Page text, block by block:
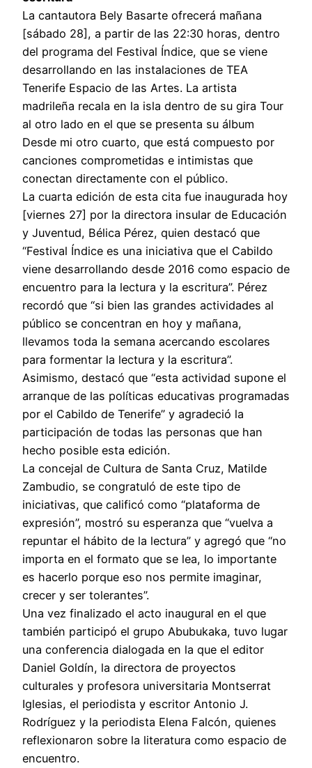
La cantautora Bely Basarte ofrecerá mañana
[sábado 28], a partir de las 22:30 horas, dentro
del programa del Festival Índice, que se viene
desarrollando en las instalaciones de TEA
Tenerife Espacio de las Artes. La artista
madrileña recala en la isla dentro de su gira Tour
al otro lado en el que se presenta su álbum
Desde mi otro cuarto, que está compuesto por
canciones comprometidas e intimistas que
conectan directamente con el público.
La cuarta edición de esta cita fue inaugurada hoy
[viernes 27] por la directora insular de Educación
y Juventud, Bélica Pérez, quien destacó que
“Festival Índice es una iniciativa que el Cabildo
viene desarrollando desde 2016 como espacio de
encuentro para la lectura y la escritura”. Pérez
recordó que “si bien las grandes actividades al
público se concentran en hoy y mañana,
llevamos toda la semana acercando escolares
para formentar la lectura y la escritura”.
Asimismo, destacó que “esta actividad supone el
arranque de las políticas educativas programadas
por el Cabildo de Tenerife” y agradeció la
participación de todas las personas que han
hecho posible esta edición.
La concejal de Cultura de Santa Cruz, Matilde
Zambudio, se congratuló de este tipo de
iniciativas, que calificó como “plataforma de
expresión”, mostró su esperanza que “vuelva a
repuntar el hábito de la lectura” y agregó que “no
importa en el formato que se lea, lo importante
es hacerlo porque eso nos permite imaginar,
crecer y ser tolerantes”.
Una vez finalizado el acto inaugural en el que
también participó el grupo Abubukaka, tuvo lugar
una conferencia dialogada en la que el editor
Daniel Goldín, la directora de proyectos
culturales y profesora universitaria Montserrat
Iglesias, el periodista y escritor Antonio J.
Rodríguez y la periodista Elena Falcón, quienes
reflexionaron sobre la literatura como espacio de
encuentro.